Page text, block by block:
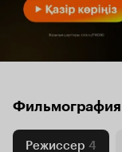
Фильмография
Режиссер 4